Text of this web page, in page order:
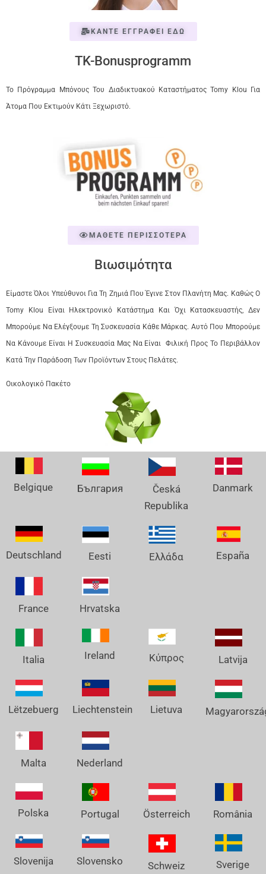
ΚΑΝΤΕ ΕΓΓΡΑΦΕΙ ΕΔΩ
TK-Bonusprogramm
Το Πρόγραμμα Μπόνους Του Διαδικτυακού Καταστήματος Tomy Klou Για
Άτομα Που Εκτιμούν Κάτι Ξεχωριστό.
ΜΑΘΕΤΕ ΠΕΡΙΣΣΟΤΕΡΑ
Βιωσιμότητα
Είμαστε Όλοι Υπεύθυνοι Για Τη Ζημιά Που Έγινε Στον Πλανήτη Μας. Καθώς Ο
Tomy Klou Είναι Ηλεκτρονικό Κατάστημα Και Όχι Κατασκευαστής, Δεν
Μπορούμε Να Ελέγξουμε Τη Συσκευασία Κάθε Μάρκας. Αυτό Που Μπορούμε
Να Κάνουμε Είναι Η Συσκευασία Μας Να Είναι Φιλική Προς Το Περιβάλλον
Κατά Την Παράδοση Των Προϊόντων Στους Πελάτες.
Οικολογικό Πακέτο
Belgique България
Česká
Republika
Danmark
Deutschland Eesti Ελλάδα España
France Hrvatska
Italia Ireland Κύπρος Latvija
Lëtzebuerg Liechtenstein Lietuva
Malta Nederland
Polska Portugal Österreich România
Slovenija Slovensko Schweiz Sverige